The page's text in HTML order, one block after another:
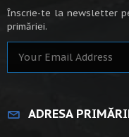
Înscrie-te la newsletter
primăriei.
ADRESA